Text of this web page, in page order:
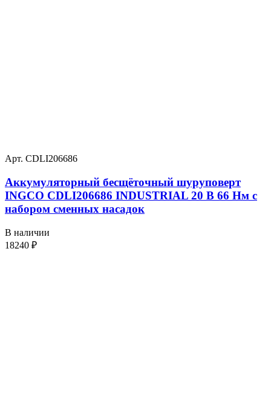
Арт. CDLI206686
Аккумуляторный бесщёточный шуруповерт
INGCO CDLI206686 INDUSTRIAL 20 В 66 Нм с
набором сменных насадок
В наличии
18240 ₽